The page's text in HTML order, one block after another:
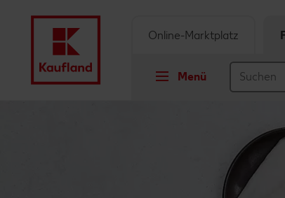
Menü
Online-Marktplatz